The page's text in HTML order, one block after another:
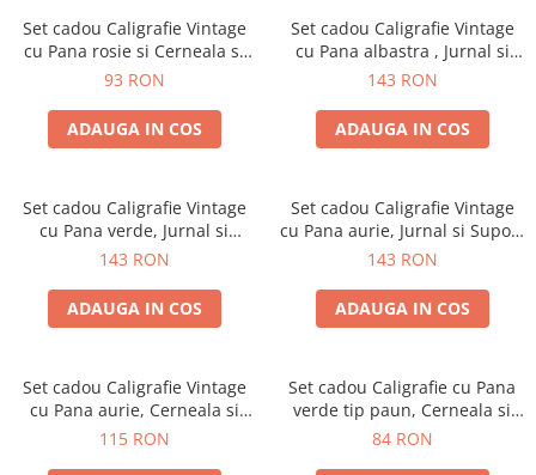
Set cadou Caligrafie Vintage
cu Pana rosie si Cerneala si
Accesorii, 7 piese
93 RON
ADAUGA IN COS
Set cadou Caligrafie Vintage
cu Pana albastra , Jurnal si
Suport pentru stilou, 9 piese
143 RON
ADAUGA IN COS
Set cadou Caligrafie Vintage
cu Pana verde, Jurnal si
Suport pentru stilou, 9 piese
143 RON
ADAUGA IN COS
Set cadou Caligrafie Vintage
cu Pana aurie, Jurnal si Suport
pentru stilou, 9 piese
143 RON
ADAUGA IN COS
Set cadou Caligrafie Vintage
cu Pana aurie, Cerneala si
Stampila, 5 piese
115 RON
Set cadou Caligrafie cu Pana
verde tip paun, Cerneala si
Cutie Vintage, 3 piese
84 RON